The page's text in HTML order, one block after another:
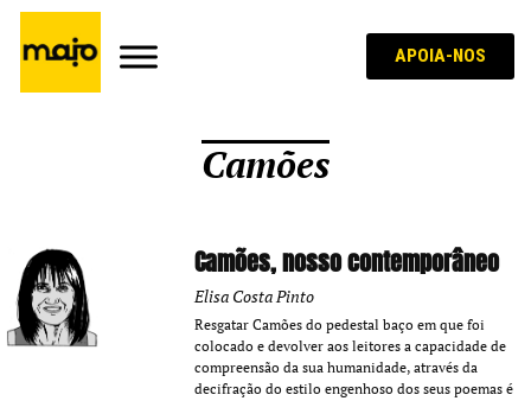
APOIA-NOS
Camões
Camões, nosso contemporâneo
Elisa Costa Pinto
Resgatar Camões do pedestal baço em que foi
colocado e devolver aos leitores a capacidade de
compreensão da sua humanidade, através da
decifração do estilo engenhoso dos seus poemas é